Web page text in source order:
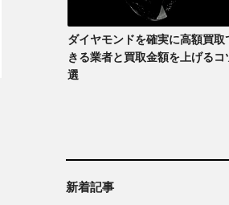
ダイヤモンドを確実に高額買取
きる業者と買取金額を上げるコ
選
新着記事